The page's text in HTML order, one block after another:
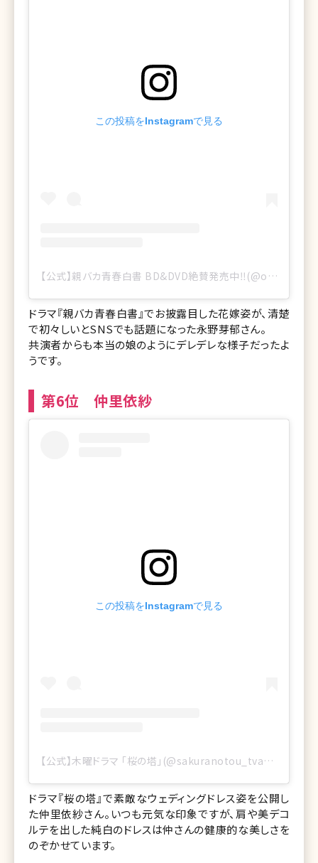
この投稿をInstagramで見る
【公式】親バカ青春白書 BD&DVD絶賛発売中‼️(@oyabaka_ntv)がシェアした投稿
ドラマ『親バカ青春白書』でお披露目した花嫁姿が、清楚
で初々しいとSNSでも話題になった永野芽郁さん。
共演者からも本当の娘のようにデレデレな様子だったよ
うです。
第6位 仲里依紗
この投稿をInstagramで見る
【公式】木曜ドラマ 「桜の塔」(@sakuranotou_tvasahi)がシェアした投稿
ドラマ『桜の塔』で素敵なウェディングドレス姿を公開し
た仲里依紗さん。いつも元気な印象ですが、肩や美デコ
ルテを出した純白のドレスは仲さんの健康的な美しさを
のぞかせています。